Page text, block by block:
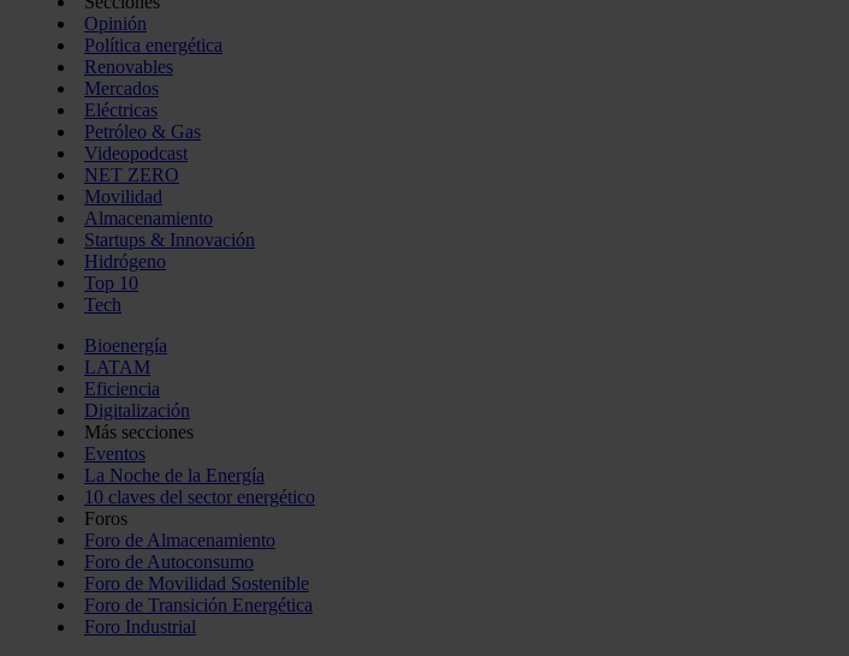
Opinión
Política energética
Renovables
Mercados
Eléctricas
Petróleo & Gas
Videopodcast
NET ZERO
Movilidad
Almacenamiento
Startups & Innovación
Hidrógeno
Top 10
Tech
Bioenergía
LATAM
Eficiencia
Digitalización
Más secciones
Eventos
La Noche de la Energía
10 claves del sector energético
Foros
Foro de Almacenamiento
Foro de Autoconsumo
Foro de Movilidad Sostenible
Foro de Transición Energética
Foro Industrial